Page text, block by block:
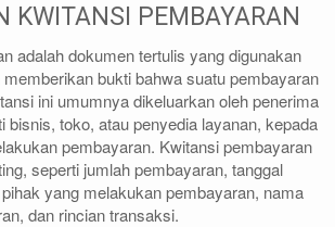
KWITANSI PEMBAYARAN
adalah dokumen tertulis yang digunakan
bukti bahwa suatu pembayaran
ini umumnya dikeluarkan oleh penerima
bisnis, toko, atau penyedia layanan, kepada
pembayaran. Kwitansi pembayaran
seperti jumlah pembayaran, tanggal
yang melakukan pembayaran, nama
dan rincian transaksi.